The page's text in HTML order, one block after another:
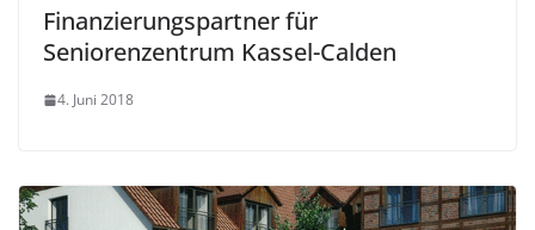
Finanzierungspartner für
Seniorenzentrum Kassel-Calden
4. Juni 2018